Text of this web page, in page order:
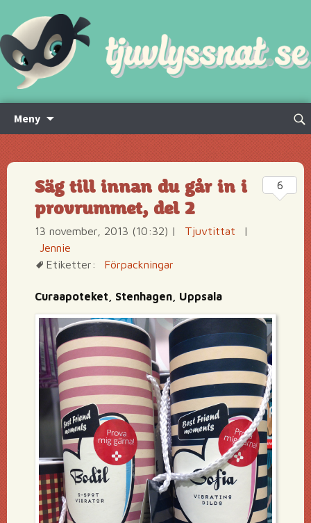
Meny
innehåll
Sök
Säg till innan du går in i
provrummet, del 2
13 november, 2013 (10:32) | Tjuvtittat
|
Jennie
Etiketter:
Förpackningar
Curaapoteket, Stenhagen, Uppsala
6